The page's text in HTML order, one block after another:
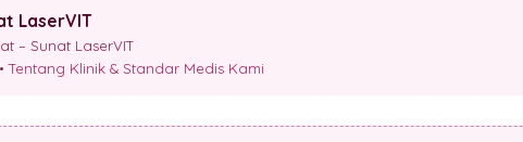
LaserVIT
– Sunat LaserVIT
Tentang Klinik & Standar Medis Kami